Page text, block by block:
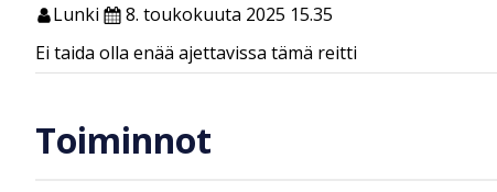
Lunki
8. toukokuuta 2025 15.35
Ei taida olla enää ajettavissa tämä reitti
Toiminnot